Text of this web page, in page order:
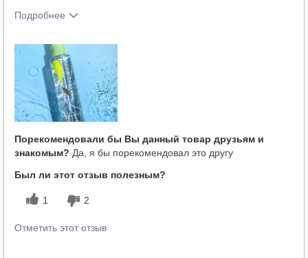
Подробнее
использования этого продукта?
Порекомендовали бы Вы данный товар друзьям и
знакомым? Да, я бы порекомендовал это другу
Был ли этот отзыв полезным?
1 2
Отметить этот отзыв